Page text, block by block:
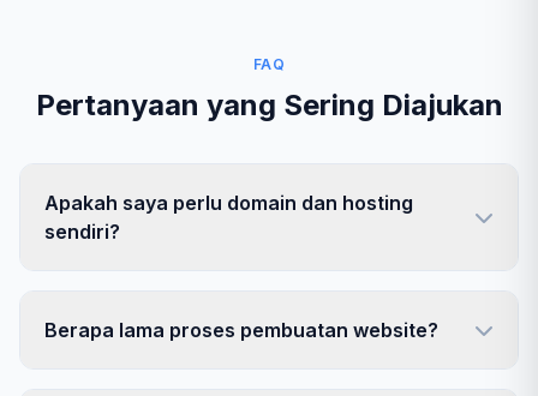
FAQ
Pertanyaan yang Sering Diajukan
Apakah saya perlu domain dan hosting
sendiri?
Berapa lama proses pembuatan website?